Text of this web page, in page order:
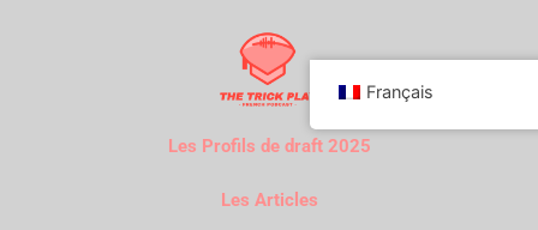
Les Profils de draft 2025
Les Articles
Français